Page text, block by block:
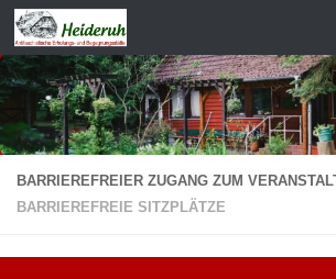
Zum Inhalt springen
BARRIEREFREIER ZUGANG ZUM
BARRIEREFREIE SITZPLÄTZE